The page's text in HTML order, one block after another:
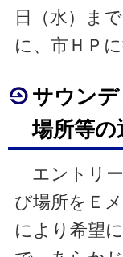
日（水）ま
に、市ＨＰ
サウン
場所等の
エントリー
び場所をＥ
により希望